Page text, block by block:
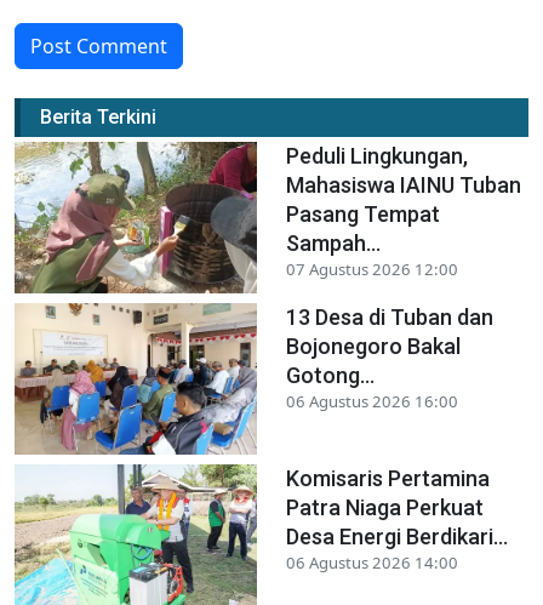
Post Comment
Berita Terkini
Peduli Lingkungan,
Mahasiswa IAINU Tuban
Pasang Tempat
Sampah...
07 Agustus 2026 12:00
13 Desa di Tuban dan
Bojonegoro Bakal
Gotong...
06 Agustus 2026 16:00
Komisaris Pertamina
Patra Niaga Perkuat
Desa Energi Berdikari...
06 Agustus 2026 14:00